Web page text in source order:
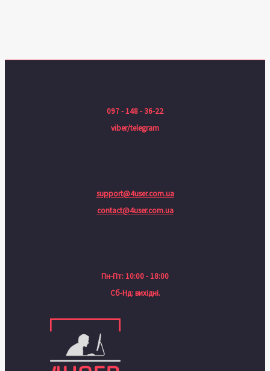
097 - 148 - 36-22
viber/telegram
support@4user.com.ua
contact@4user.com.ua
Пн-Пт: 10:00 - 18:00
Сб-Нд: вихідні.